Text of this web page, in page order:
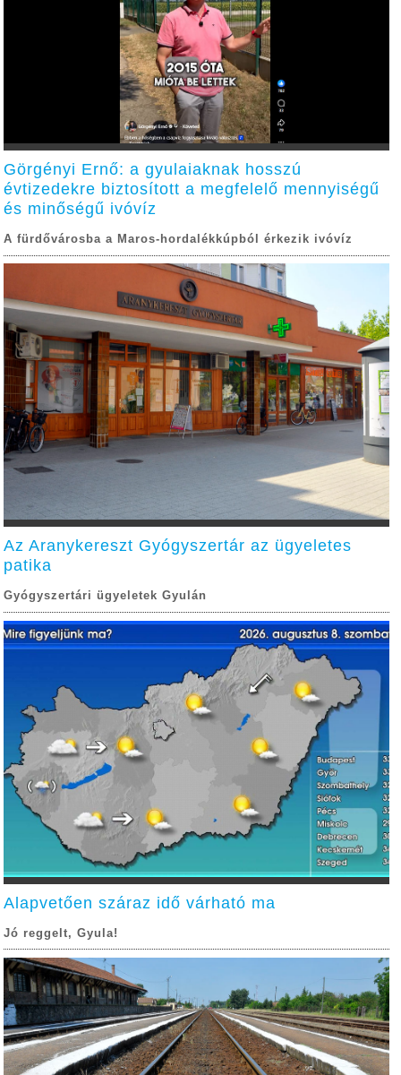
Görgényi Ernő: a gyulaiaknak hosszú
évtizedekre biztosított a megfelelő mennyiségű
és minőségű ivóvíz
A fürdővárosba a Maros-hordalékkúpból érkezik ivóvíz
Az Aranykereszt Gyógyszertár az ügyeletes
patika
Gyógyszertári ügyeletek Gyulán
Alapvetően száraz idő várható ma
Jó reggelt, Gyula!